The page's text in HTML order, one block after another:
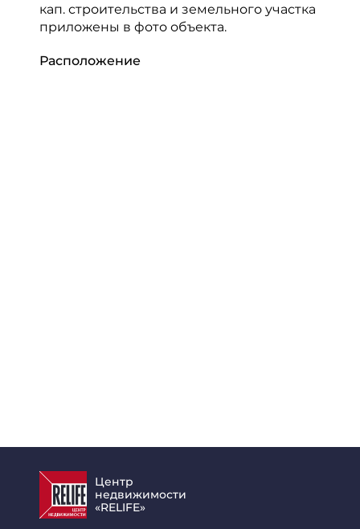
кап. строительства и земельного участка
приложены в фото объекта.
Расположение
Центр
недвижимости
«RELIFE»